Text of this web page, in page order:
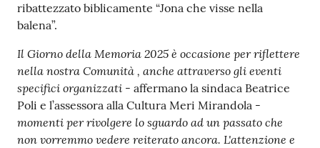
ribattezzato biblicamente “Jona che visse nella
balena”.
Il Giorno della Memoria 2025 è occasione per riflettere
nella nostra Comunità , anche attraverso gli eventi
specifici organizzati - affermano la sindaca Beatrice
Poli e l’assessora alla Cultura Meri Mirandola -
momenti per rivolgere lo sguardo ad un passato che
non vorremmovedere reiterato ancora. L'attenzione e